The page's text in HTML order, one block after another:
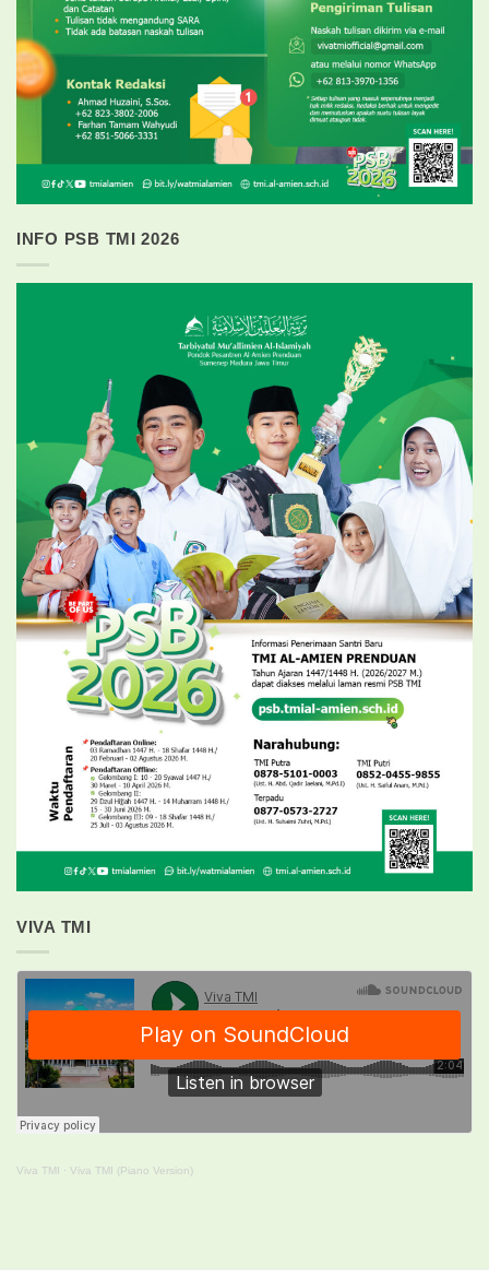
INFO PSB TMI 2026
VIVA TMI
Viva TMI · Viva TMI (Piano Version)